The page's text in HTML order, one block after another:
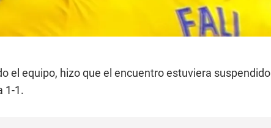
el equipo, hizo que el encuentro estuviera suspendido
1-1.